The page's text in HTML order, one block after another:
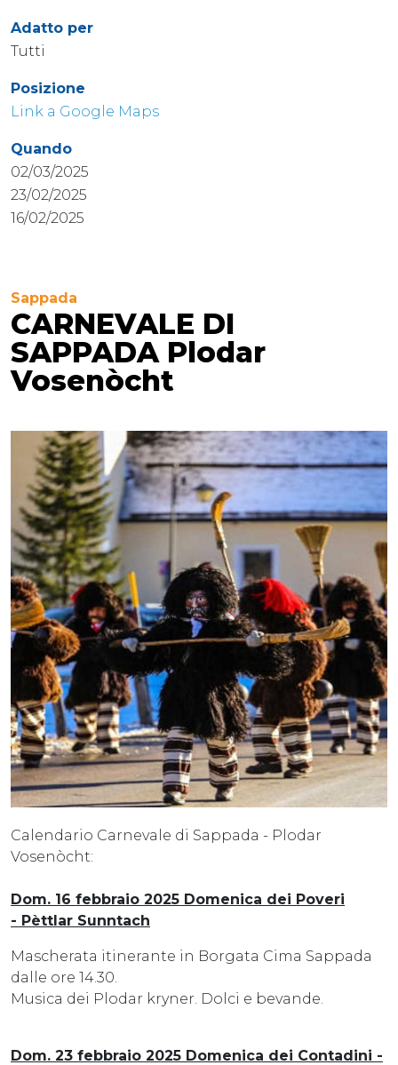
Adatto per
Tutti
Posizione
Link a Google Maps
Quando
02/03/2025
23/02/2025
16/02/2025
Sappada
CARNEVALE DI
SAPPADA Plodar
Vosenòcht
Calendario Carnevale di Sappada - Plodar
Vosenòcht:
Dom. 16 febbraio 2025 Domenica dei Poveri
- Pèttlar Sunntach
Mascherata itinerante in Borgata Cima Sappada
dalle ore 14.30.
Musica dei Plodar kryner. Dolci e bevande.
Dom. 23 febbraio 2025 Domenica dei Contadini -